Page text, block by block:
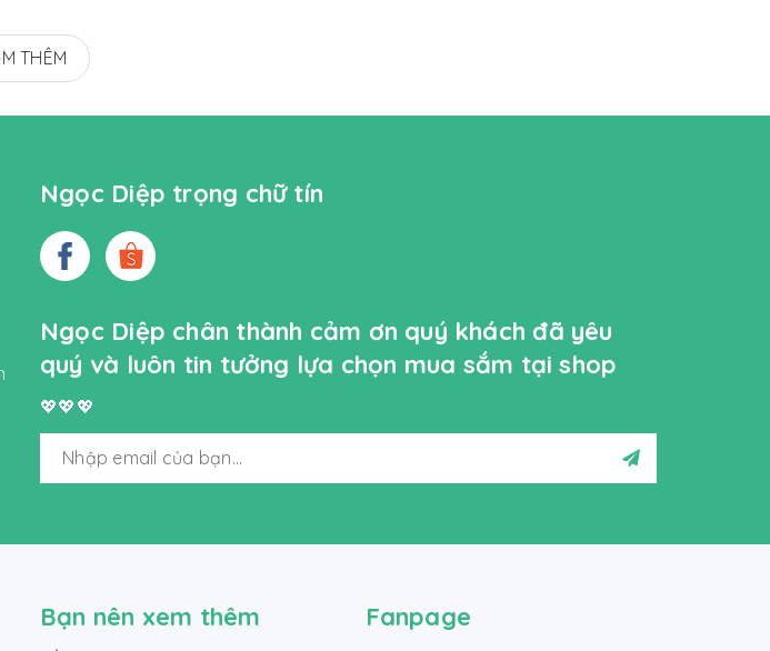
THÊM
Ngọc Diệp trọng chữ tín
Ngọc Diệp chân thành cảm ơn quý khách đã yêu
quý và luôn tin tưởng lựa chọn mua sắm tại shop
💖💖💖
Bạn nên xem thêm Fanpage